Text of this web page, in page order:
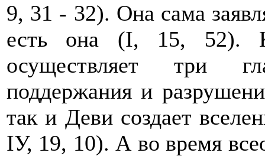
9, 31 - 32). Она сама
есть она (I, 15, 52).
осуществляет три
поддержания и
так и Деви создает
IУ, 19, 10). А во время